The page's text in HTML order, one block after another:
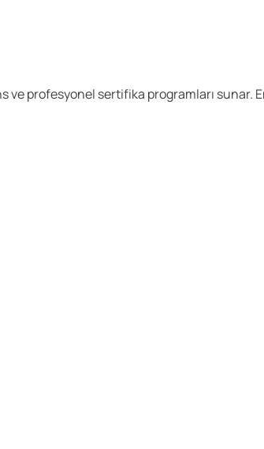
ve profesyonel sertifika programları sunar.